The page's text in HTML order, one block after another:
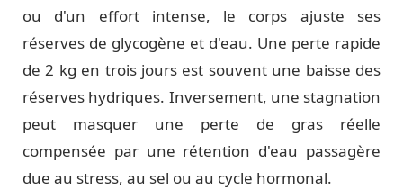
ou d'un effort intense, le corps ajuste ses
réserves de glycogène et d'eau. Une perte rapide
de 2 kg en trois jours est souvent une baisse des
réserves hydriques. Inversement, une stagnation
peut masquer une perte de gras réelle
compensée par une rétention d'eau passagère
due au stress, au sel ou au cycle hormonal.